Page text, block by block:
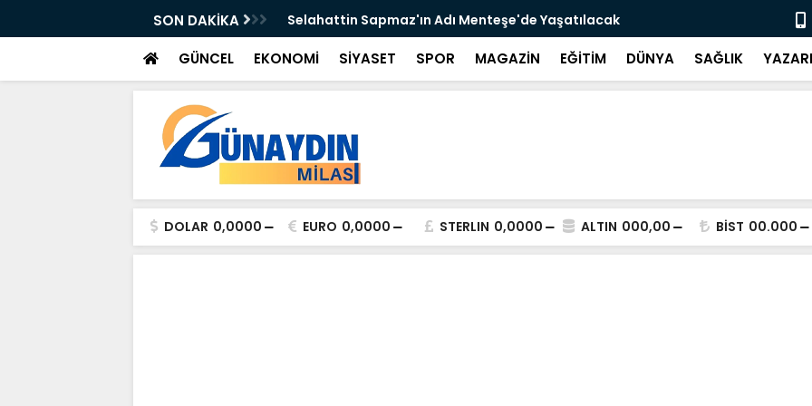
SON DAKİKA Selahattin Sapmaz'ın Adı Menteşe'de Yaşatılacak Emekli
GÜNCEL EKONOMİ SİYASET SPOR MAGAZİN EĞİTİM DÜNYA SAĞLIK
DOLAR 0,0000 EURO 0,0000 STERLIN 0,0000 ALTIN 000,00 BİST 00.000